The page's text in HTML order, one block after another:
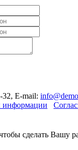
E-mail:
информации
сделать Вашу